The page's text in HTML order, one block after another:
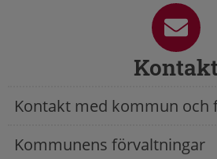
Kontakt
Kontakt med kommun och
Kommunens förvaltningar